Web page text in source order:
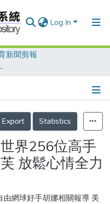
Log In
新聞剪報
放鬆心情全力以赴
Export
Statistics
界256位高手
放鬆心情全力
由網球好手胡娜相關報導 美